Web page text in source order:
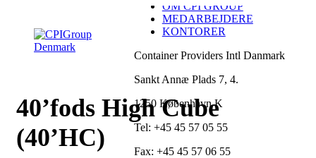
content
OM CPI GROUP
MEDARBEJDERE
KONTORER
Container Providers Intl Danmark
Sankt Annæ Plads 7, 4.
1250 København K
Tel: +45 45 57 05 55
Fax: +45 45 57 06 55
40’fods High Cube
(40’HC)